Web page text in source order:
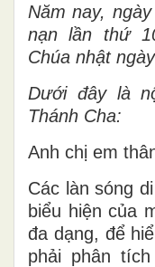
Năm nay, ngày
nạn lần thứ
Chúa nhật
Dướiđây là
Thánh Cha:
Anh chị em
Các làn sóng
biểu hiện của
đa dạng, để
phải phân